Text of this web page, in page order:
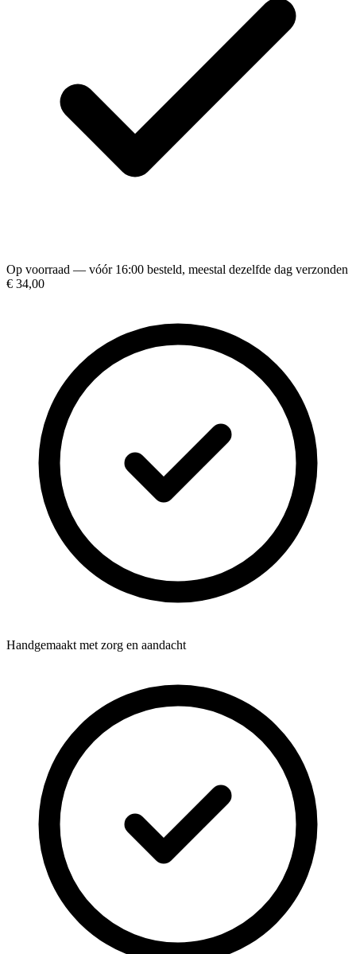
Op voorraad — vóór 16:00 besteld, meestal dezelfde dag verzonden
€ 34,00
Handgemaakt met zorg en aandacht